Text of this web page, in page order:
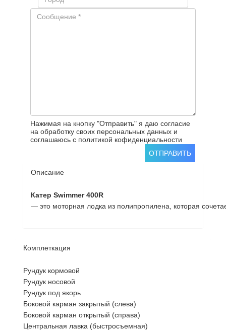
Нажимая на кнопку "Отправить" я даю согласие
на обработку своих персональных данных и
соглашаюсь с политикой кофиденциальности
ОТПРАВИТЬ
Описание
Катер Swimmer 400R
— это моторная лодка из полипропилена, которая
Комплеткация
Рундук кормовой
Рундук носовой
Рундук под якорь
Боковой карман закрытый (слева)
Боковой карман открытый (справа)
Центральная лавка (быстросъемная)